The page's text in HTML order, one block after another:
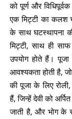
को पूर्ण और
एक मिट्टी का कलश
के साथ घटस्थापना
मिट्टी, साथ ही
उपयोग होते हैं।
आवश्यकता होती है, जो
की पूजा के लिए
हैं, जिन्हें देवी को
जाती है, और भोग के